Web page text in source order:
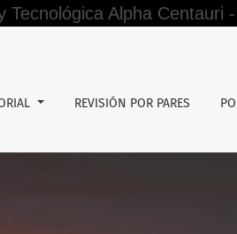
Alpha Centauri
REVISIÓN POR PARES